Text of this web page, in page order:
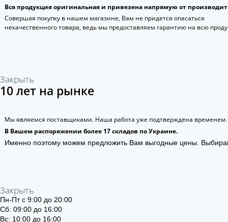
Вся продукция оригинальная и привезена напрямую от
Совершая покупку в нашем магазине, Вам не придется опасаться
некачественного товара, ведь мы предоставляем гарантию на всю
Закрыть
10 лет на рынке
Мы являемся поставщиками. Наша работа уже подтверждена временем.
В Вашем распоряжении более 17 складов по Украине.
Именно поэтому можем предложить Вам выгодные цены.
Закрыть
Пн-Пт с 9:00 до 20:00
Сб: 09:00 до 16:00
Вс: 10:00 до 16:00